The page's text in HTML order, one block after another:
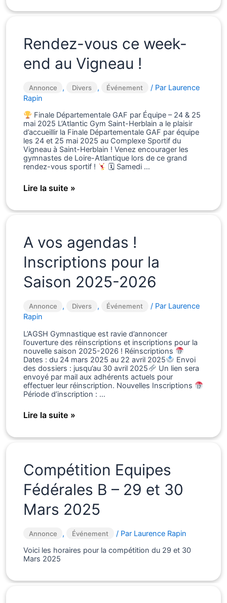
Rendez-vous ce week-
end au Vigneau !
Annonce , Divers , Événement / Par Laurence
Rapin
Finale Départementale GAF par Équipe – 24 & 25
mai 2025 L’Atlantic Gym Saint-Herblain a le plaisir
d’accueillir la Finale Départementale GAF par équipe
les 24 et 25 mai 2025 au Complexe Sportif du
Vigneau à Saint-Herblain ! Venez encourager les
gymnastes de Loire-Atlantique lors de ce grand
rendez-vous sportif !
🗓 Samedi …
Rendez-
week-
au
Vigneau
!
Lire la suite »
A vos agendas !
Inscriptions pour la
Saison 2025-2026
Annonce , Divers , Événement / Par Laurence
Rapin
L’AGSH Gymnastique est ravie d’annoncer
l’ouverture des réinscriptions et inscriptions pour la
nouvelle saison 2025-2026 ! Réinscriptions
Dates : du 24 mars 2025 au 22 avril 2025
Envoi
des dossiers : jusqu’au 30 avril 2025
Un lien sera
envoyé par mail aux adhérents actuels pour
effectuer leur réinscription. Nouvelles Inscriptions
Période d’inscription : …
A
pour
la
Saison
2025-
2026
Lire la suite »
Compétition Equipes
Fédérales B – 29 et 30
Mars 2025
Annonce , Événement / Par Laurence Rapin
Voici les horaires pour la compétition du 29 et 30
Mars 2025